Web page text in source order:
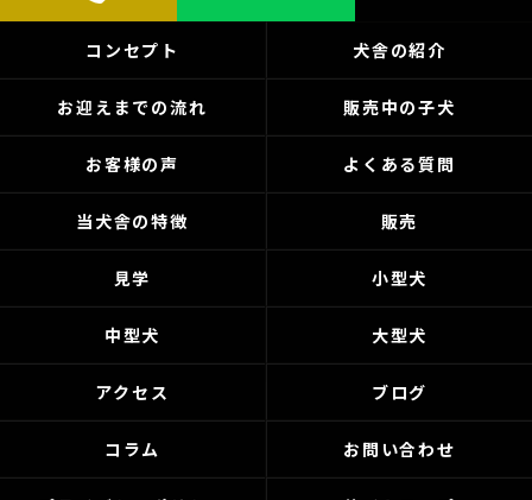
コンセプト 犬舎の紹介
お迎えまでの流れ 販売中の子犬
お客様の声 よくある質問
当犬舎の特徴 販売
見学 小型犬
中型犬 大型犬
アクセス ブログ
コラム お問い合わせ